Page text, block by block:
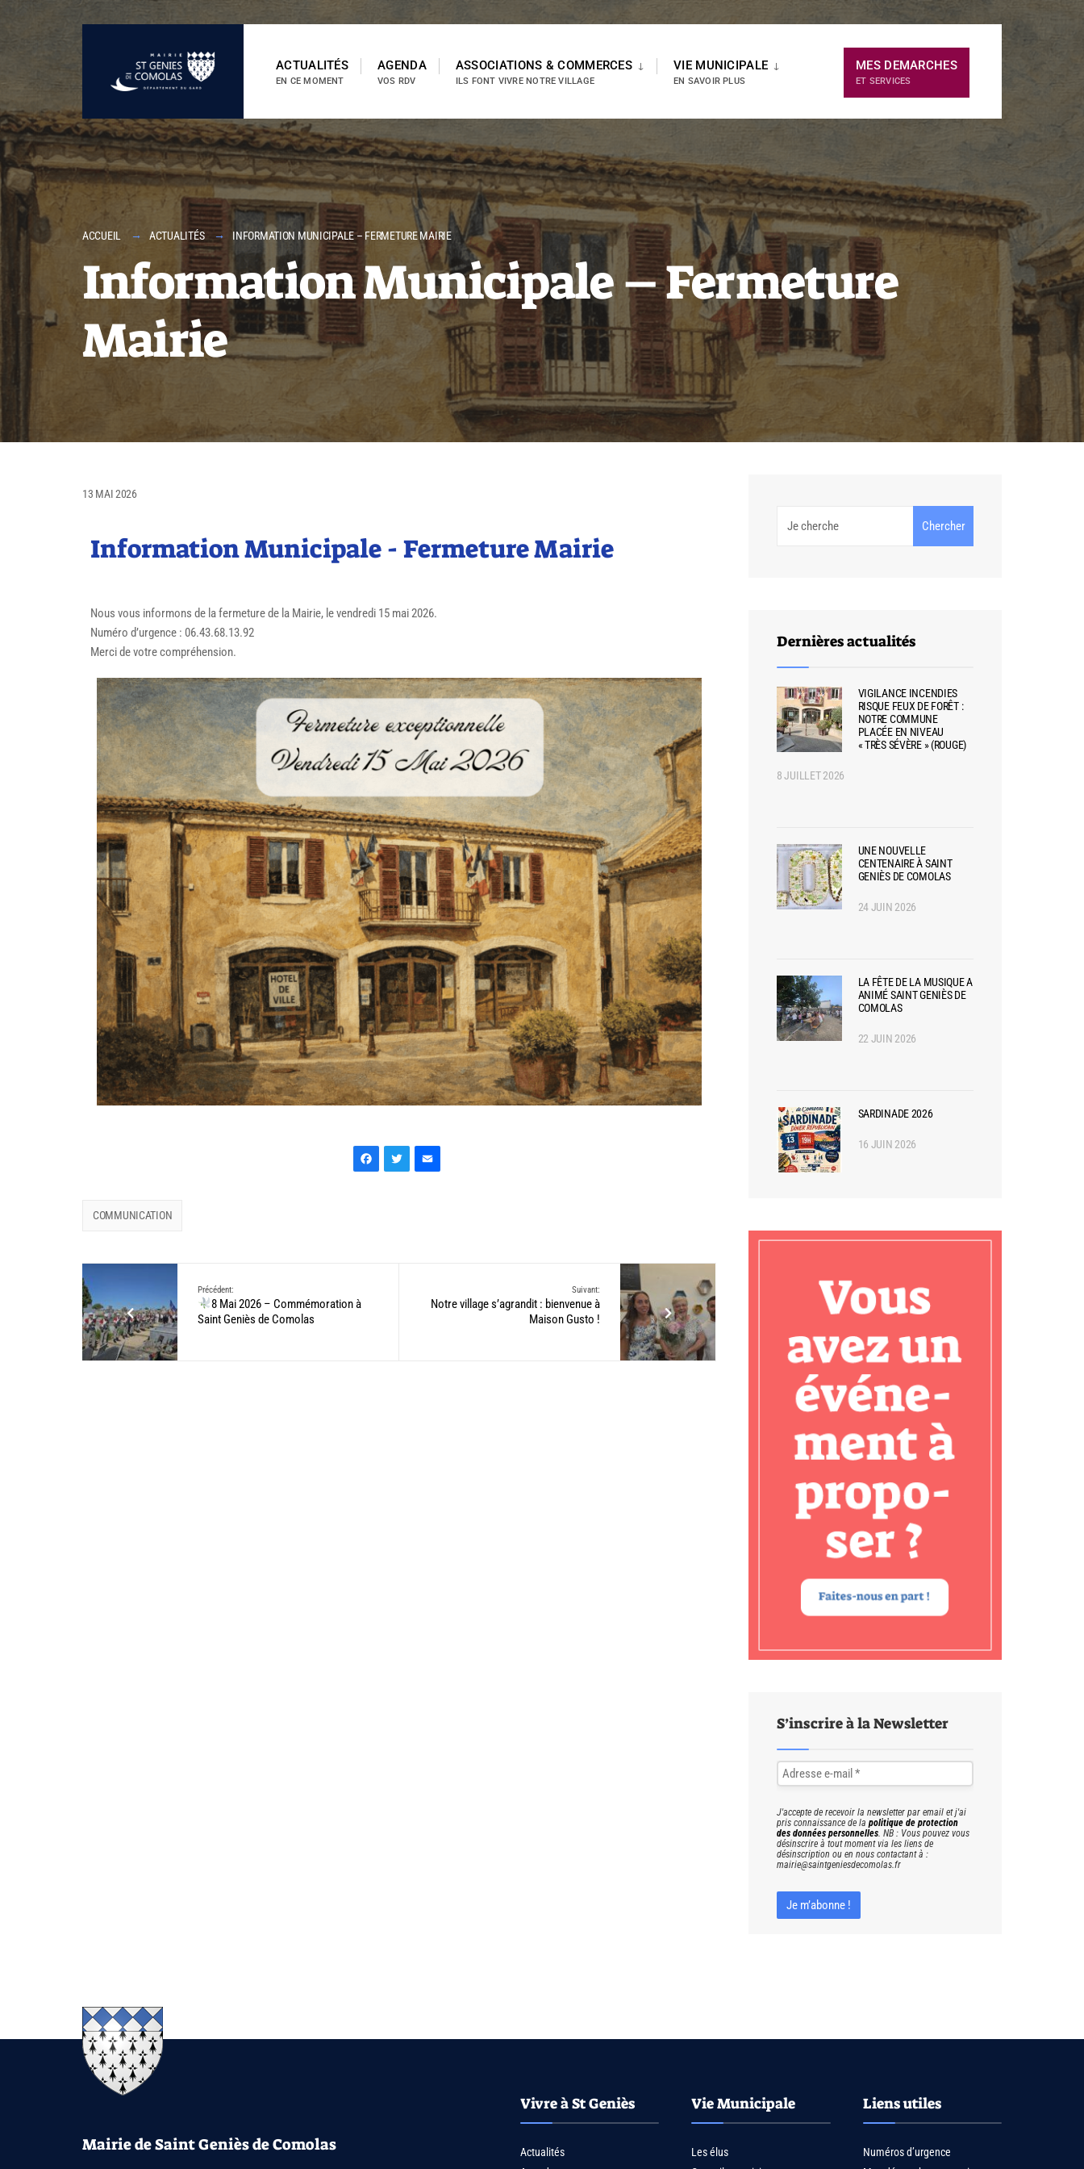
ACTUALITÉS
EN CE MOMENT
AGENDA
VOS RDV
ASSOCIATIONS & COMMERCES
ILS FONT VIVRE NOTRE VILLAGE
VIE MUNICIPALE
EN SAVOIR PLUS
MES DEMARCHES
ET SERVICES
ACCUEIL ACTUALITÉS INFORMATION MUNICIPALE – FERMETURE MAIRIE
Information Municipale – Fermeture
Mairie
13 MAI 2026
Information Municipale - Fermeture Mairie
Nous vous informons de la fermeture de la Mairie, le vendredi 15 mai 2026.
Numéro d’urgence : 06.43.68.13.92
Merci de votre compréhension.
Facebook
Twitter
COMMUNICATION
Précédent:
8 Mai 2026 – Commémoration à
Saint Geniès de Comolas
Suivant:
Notre village s’agrandit : bienvenue à
Maison Gusto !
Chercher
Dernières actualités
VIGILANCE INCENDIES
RISQUE FEUX DE FORÊT :
NOTRE COMMUNE
PLACÉE EN NIVEAU
« TRÈS SÉVÈRE » (ROUGE)
8 JUILLET 2026
UNE NOUVELLE
CENTENAIRE À SAINT
GENIÈS DE COMOLAS
24 JUIN 2026
LA FÊTE DE LA MUSIQUE A
ANIMÉ SAINT GENIÈS DE
COMOLAS
22 JUIN 2026
SARDINADE 2026
16 JUIN 2026
S’inscrire à la Newsletter
J'accepte de recevoir la newsletter par email et j'ai
pris connaissance de la politique de protection
des données personnelles . NB : Vous pouvez vous
désinscrire à tout moment via les liens de
désinscription ou en nous contactant à :
mairie@saintgeniesdecomolas.fr
Mairie de Saint Geniès de Comolas
Vivre à St Geniès
Actualités
Vie Municipale
Les élus
Liens utiles
Numéros d’urgence